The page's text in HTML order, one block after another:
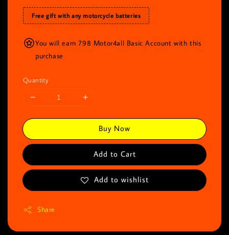
Free gift with any motorcycle batteries
You will earn 798 Motor4all Basic Account with this
purchase
Quantity
Buy Now
Add to Cart
Add to wishlist
Share